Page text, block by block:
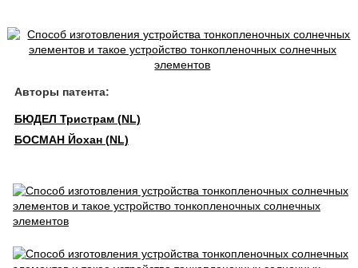
Авторы патента:
БЮДЕЛ Тристрам (NL)
БОСМАН Йохан (NL)